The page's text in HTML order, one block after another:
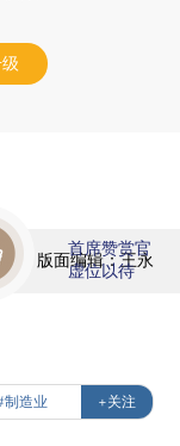
| 版面编辑：王永
首席赞赏官
虚位以待
制造业 +关注